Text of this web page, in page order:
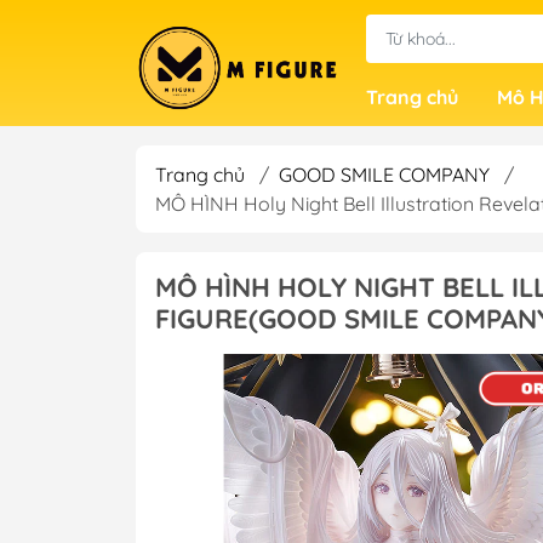
Trang chủ Mô
Trang chủ / GOOD SMILE COMPANY
/
MÔ HÌNH Holy Night Bell Illustration
MÔ HÌNH HOLY NIGHT BELL
FIGURE(GOOD SMILE